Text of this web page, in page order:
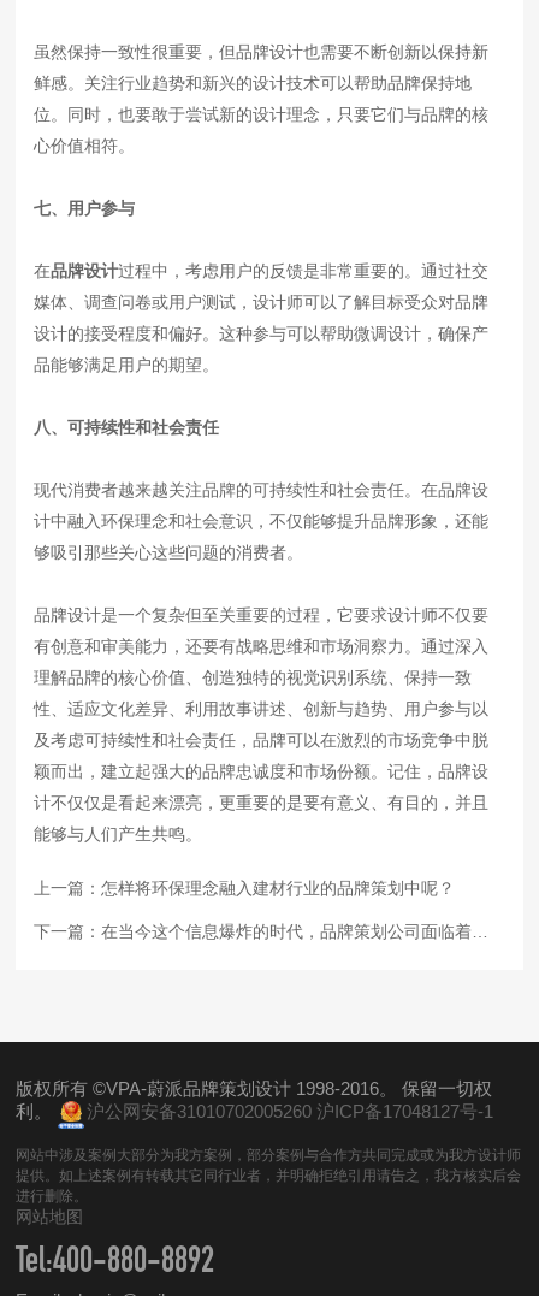
虽然保持一致性很重要，但品牌设计也需要不断创新以保持新
鲜感。关注行业趋势和新兴的设计技术可以帮助品牌保持地
位。同时，也要敢于尝试新的设计理念，只要它们与品牌的核
心价值相符。
七、用户参与
在品牌设计过程中，考虑用户的反馈是非常重要的。通过社交
媒体、调查问卷或用户测试，设计师可以了解目标受众对品牌
设计的接受程度和偏好。这种参与可以帮助微调设计，确保产
品能够满足用户的期望。
八、可持续性和社会责任
现代消费者越来越关注品牌的可持续性和社会责任。在品牌设
计中融入环保理念和社会意识，不仅能够提升品牌形象，还能
够吸引那些关心这些问题的消费者。
品牌设计是一个复杂但至关重要的过程，它要求设计师不仅要
有创意和审美能力，还要有战略思维和市场洞察力。通过深入
理解品牌的核心价值、创造独特的视觉识别系统、保持一致
性、适应文化差异、利用故事讲述、创新与趋势、用户参与以
及考虑可持续性和社会责任，品牌可以在激烈的市场竞争中脱
颖而出，建立起强大的品牌忠诚度和市场份额。记住，品牌设
计不仅仅是看起来漂亮，更重要的是要有意义、有目的，并且
能够与人们产生共鸣。
上一篇：怎样将环保理念融入建材行业的品牌策划中呢？
下一篇：在当今这个信息爆炸的时代，品牌策划公司面临着新的挑战与机遇
版权所有 ©VPA-蔚派品牌策划设计 1998-2016。 保留一切权
利。
沪公网安备31010702005260 沪ICP备17048127号-1
网站中涉及案例大部分为我方案例，部分案例与合作方共同完成或为我方设计师
提供。如上述案例有转载其它同行业者，并明确拒绝引用请告之，我方核实后会
进行删除。
网站地图
Tel:400-880-8892